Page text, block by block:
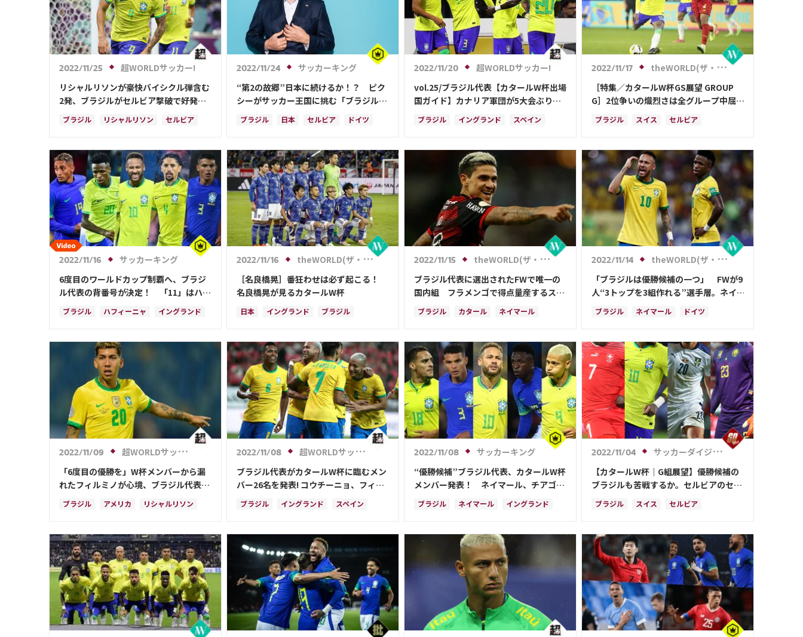
2022/11/25
超WORLDサッカー!
リシャルリソンが豪快バイシクル弾含む
2発、ブラジルがセルビア撃破で好発進
《カタールW杯》
ブラジル リシャルリソン セルビア
カメルーン
2022/11/24
サッカーキング
“第2の故郷”日本に続けるか！？ ピク
シーがサッカー王国に挑む「ブラジルを
止めることは可能だ」
ブラジル 日本 セルビア ドイツ
カメルーン 日本代表 ネイマール
ハフィーニャ
2022/11/20
超WORLDサッカー!
vol.25/ブラジル代表【カタールW杯出場
国ガイド】カナリア軍団が5大会ぶりの
王座奪還へ
ブラジル イングランド スペイン
ガブリエウ・ジェズス
カタール
メキシコ カメルーン
ダニエウ・アウベス
2022/11/17
theWORLD(ザ・ワールドWeb)
［特集／カタールW杯GS展望 GROUP
G］2位争いの熾烈さは全グループ中屈
指 ブラジルの首位通過は間違いない
ブラジル スイス セルビア
コスタリカ ポルトガル
ガブリエウ・ジェズス リシャルリソン
ハフィーニャ ダニエウ・アウベス
2022/11/16
サッカーキング
6度目のワールドカップ制覇へ、ブラジ
ル代表の背番号が決定！ 「11」はハフ
ィーニャが引き継ぐ
ブラジル ハフィーニャ イングランド
スイス
カメルーン ガブリエウ・ジェズス
カゼミーロ
2022/11/16
theWORLD(ザ・ワールドWeb)
［名良橋晃］番狂わせは必ず起こる！
名良橋晃が見るカタールW杯
日本 イングランド ブラジル
ウルグアイ セルビア スイス
アメリカ ウェールズ イラン
スペイン カメルーン ネイマール
コスタリカ C・ロナウド
リオネル・メッシ サディオ・マネ
ベルギー 長友 佑都 吉田 麻也
上田 綺世 ソン・フンミン
リシャルリソン カリム・ベンゼマ
2022/11/15
theWORLD(ザ・ワールドWeb)
ブラジル代表に選出されたFWで唯一の
国内組 フラメンゴで得点量産するスト
ライカーに“2度目”の欧州移籍チャンス
到来
ブラジル カタール ネイマール
ハフィーニャ
2022/11/14
theWORLD(ザ・ワールドWeb)
「ブラジルは優勝候補の一つ」 FWが9
人“3トップを3組作れる”選手層。ネイ
マール率いるカナリア軍団がカタール大
会を制す？
ブラジル ネイマール ドイツ
スペイン スイス アルゼンチン
カメルーン リオネル・メッシ
ガブリエウ・ジェズス リシャルリソン
ジャック・グリーリッシュ ハフィーニャ
2022/11/09
超WORLDサッカー!
「6度目の優勝を」W杯メンバーから漏
れたフィルミノが心境、ブラジル代表の
優勝を願う「神様がベストを尽くしてく
れる」
ブラジル アメリカ リシャルリソン
2022/11/08
超WORLDサッカー!
ブラジル代表がカタールW杯に臨むメン
バー26名を発表! コウチーニョ、フィル
ミノらが選外に…
ブラジル イングランド スペイン
ネイマール
ダニエウ・アウベス メキシコ
ガブリエウ・ジェズス リシャルリソン
ハフィーニャ
2022/11/08
サッカーキング
“優勝候補”ブラジル代表、カタールW杯
メンバー発表！ ネイマール、チアゴ・
シウヴァら26名
ブラジル ネイマール イングランド
メキシコ カメルーン
ガブリエウ・ジェズス カゼミーロ
ハフィーニャ
2022/11/04
サッカーダイジェストWeb
【カタールW杯｜G組展望】優勝候補の
ブラジルも苦戦するか。セルビアのセッ
トプレー、スイスの完成度、カメルーン
の多様性に注目
ブラジル スイス セルビア
ポルトガル ガーナ
コスタリカ 日本代表 リシャルリソン
カゼミーロ ハフィーニャ